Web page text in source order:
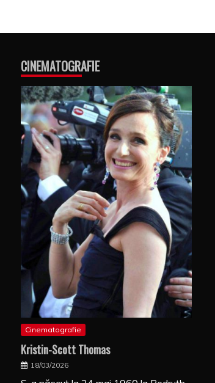
CINEMATOGRAFIE
Cinematografie
Kristin-Scott Thomas
18/03/2026